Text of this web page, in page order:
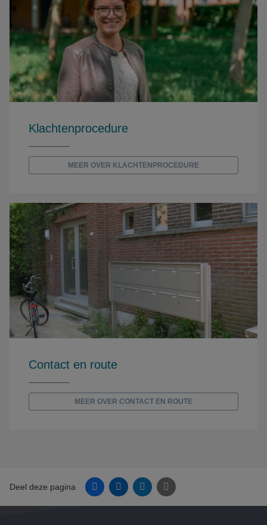
Klachtenprocedure
MEER OVER KLACHTENPROCEDURE
Contact en route
MEER OVER CONTACT EN ROUTE
Deel deze pagina FacebookLinkedinTwitter E-mail